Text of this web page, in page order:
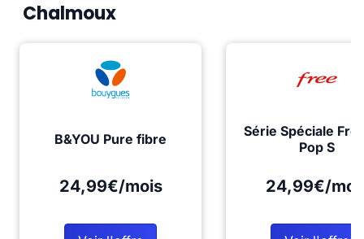
Chalmoux
B&YOU Pure fibre
24,99€/mois
Série Spéciale
Pop S
24,99€/